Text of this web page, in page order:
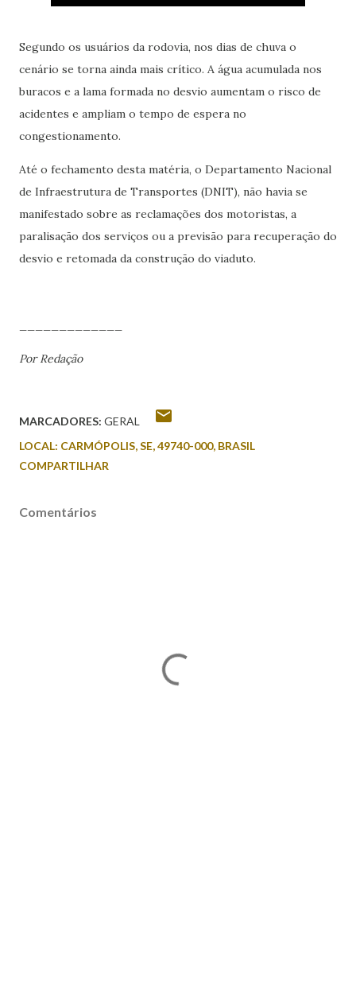
Segundo os usuários da rodovia, nos dias de chuva o
cenário se torna ainda mais crítico. A água acumulada nos
buracos e a lama formada no desvio aumentam o risco de
acidentes e ampliam o tempo de espera no
congestionamento.
Até o fechamento desta matéria, o Departamento Nacional
de Infraestrutura de Transportes (DNIT), não havia se
manifestado sobre as reclamações dos motoristas, a
paralisação dos serviços ou a previsão para recuperação do
desvio e retomada da construção do viaduto.
Por Redação
MARCADORES: GERAL
LOCAL: CARMÓPOLIS, SE, 49740-000, BRASIL
COMPARTILHAR
Comentários